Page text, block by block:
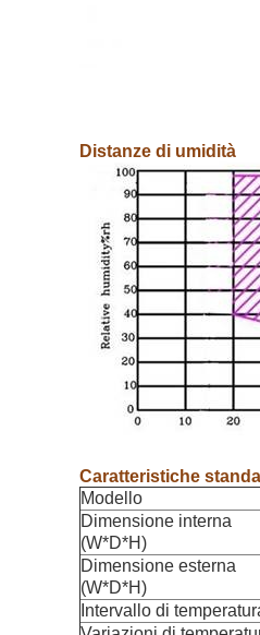
Distanze di umidità
Caratteristiche
Modello
Dimensione interna
(W*D*H)
Dimensione esterna
(W*D*H)
Intervallo di